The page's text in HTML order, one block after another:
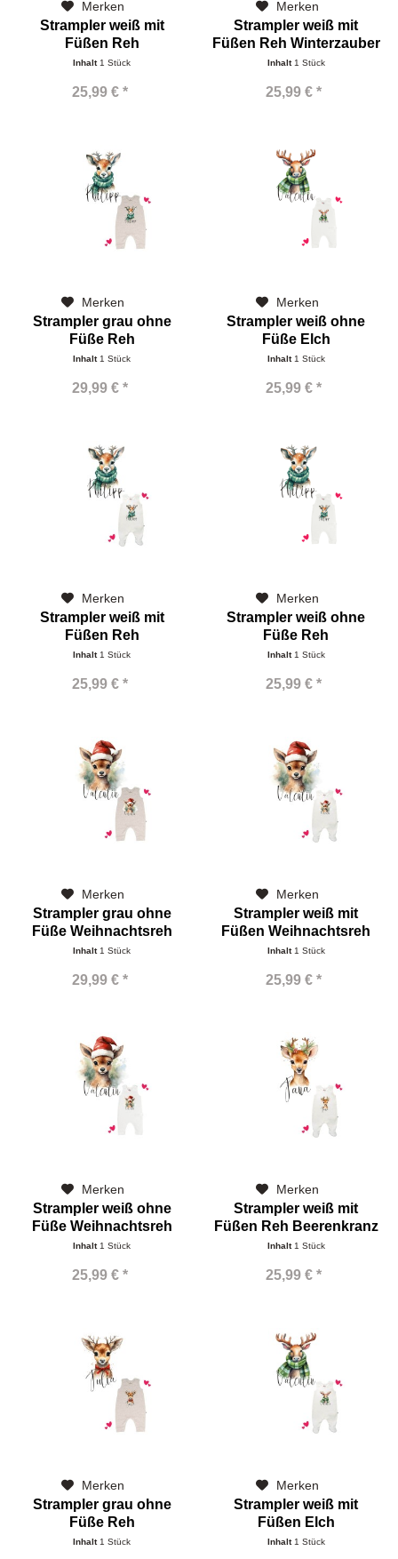
Merken
Strampler weiß mit
Füßen Reh
Weihnachtszauber
Inhalt1 Stück
25,99 € *
Merken
Strampler weiß mit
Füßen Reh Winterzauber
Inhalt1 Stück
25,99 € *
Merken
Strampler grau ohne
Füße Reh
Inhalt1 Stück
29,99 € *
Merken
Strampler weiß ohne
Füße Elch
Inhalt1 Stück
25,99 € *
Merken
Strampler weiß mit
Füßen Reh
Inhalt 1 Stück
25,99 € *
Merken
Strampler weiß ohne
Füße Reh
Inhalt 1 Stück
25,99 € *
Merken
Strampler grau ohne
Füße Weihnachtsreh
Inhalt 1 Stück
29,99 € *
Merken
Strampler weiß mit
Füßen Weihnachtsreh
Inhalt 1 Stück
25,99 € *
Merken
Strampler weiß ohne
Füße Weihnachtsreh
Inhalt1 Stück
25,99 € *
Merken
Strampler weiß mit
Füßen Reh Beerenkranz
Inhalt1 Stück
25,99 € *
Merken
Strampler grau ohne
Füße Reh
Weihnachtszauber
Inhalt 1 Stück
Merken
Strampler weiß mit
Füßen Elch
Inhalt 1 Stück